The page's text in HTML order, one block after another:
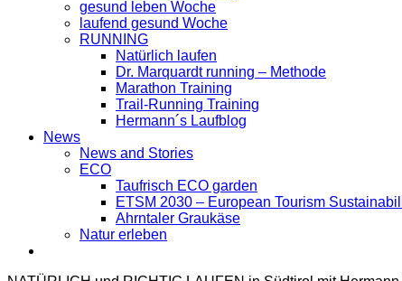
gesund leben Woche
laufend gesund Woche
RUNNING
Natürlich laufen
Dr. Marquardt running – Methode
Marathon Training
Trail-Running Training
Hermann´s Laufblog
News
News and Stories
ECO
Taufrisch ECO garden
ETSM 2030 – European Tourism
Ahrntaler Graukäse
Natur erleben